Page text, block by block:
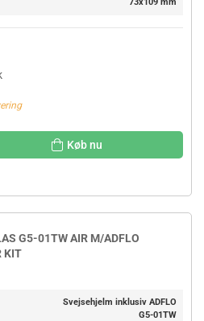
Køb nu
G5-01TW AIR M/ADFLO
KIT
Svejsehjelm inklusiv ADFLO
G5-01TW